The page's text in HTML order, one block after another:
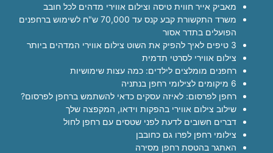
מאביק אייר חווית טיסה וצילום אווירי מדהים לכל חובב
משרד התקשורת קבע קנס עד 70,000 ש"ח לשימוש ברחפנים
הפועלים בתדר אסור
3 טיפים לאיך להפיק את השוט צילום אווירי המדהים ביותר
צילום אווירי לסרטי תדמית
רחפנים מומלצים לילדים: כמה עצות שימושיות
6 מיקומים לצילומי רחפן בנתניה
רחפן לפרסום: לאיזה עסקים כדאי להשתמש ברחפן לפרסום?
שילוב צילום אווירי בהפקות וידאו, המקפצה שלך
דברים חשובים לדעת לפני שטסים עם רחפן לחול
צילומי רחפן לפרו גם כחובבן
האתגר בהטסת רחפן מסירה